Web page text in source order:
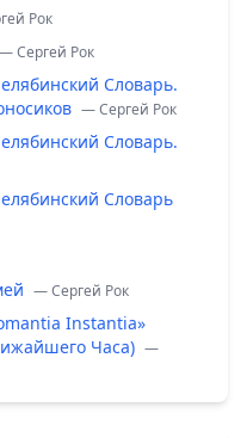
Рок
— Сергей Рок
Словарь.
— Сергей Рок
Словарь.
Словарь
— Сергей Рок
Instantia»
Часа) —